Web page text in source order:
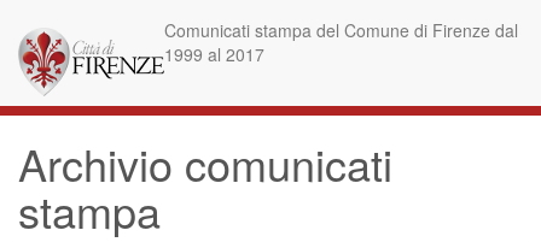
contenuto
principale
Comunicati stampa del Comune di Firenze dal
1999 al 2017
Archivio comunicati
stampa